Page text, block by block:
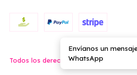
2026
Todos los derechos reservados.
Envíanos un
WhatsApp